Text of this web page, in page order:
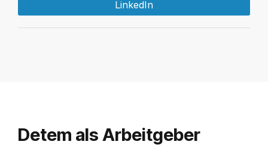
LinkedIn
Detem als Arbeitgeber